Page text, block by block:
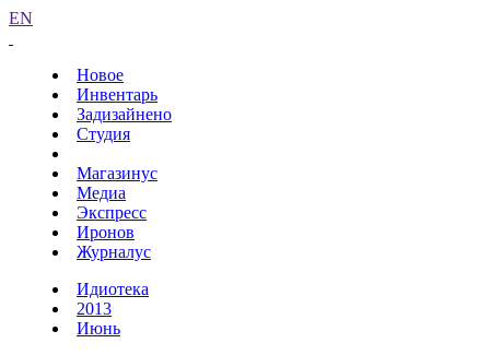
EN
Новое
Инвентарь
Задизайнено
Студия
Магазинус
Медиа
Экспресс
Иронов
Журналус
Идиотека
2013
Июнь